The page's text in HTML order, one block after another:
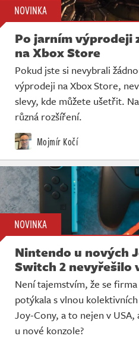
NOVINKA
Po jarním výprodeji
na Xbox Store
Pokud jste si nevybrali
výprodeji na Xbox Store,
slevy, kde můžete ušetřit.
různá rozšíření.
Mojmír Kočí
NOVINKA
Nintendo u nových
Switch 2 nevyřešilo
Není tajemstvím, že se
potýkala s vlnou
Joy-Cony, a to nejen v
u nové konzole?